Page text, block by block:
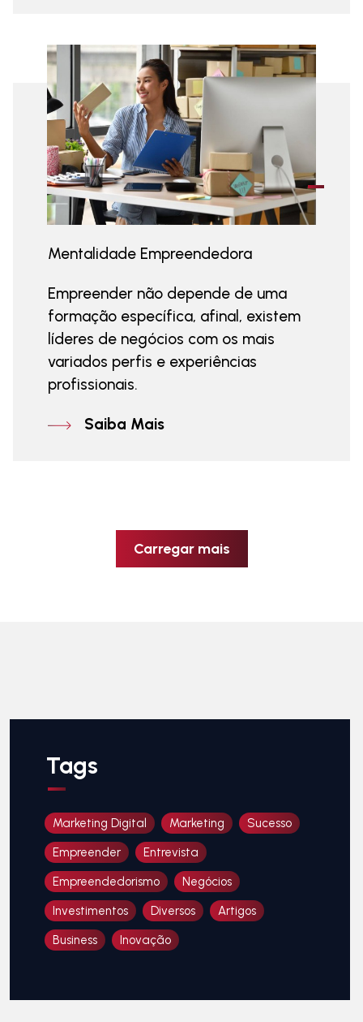
Mentalidade Empreendedora
Empreender não depende de uma
formação específica, afinal, existem
líderes de negócios com os mais
variados perfis e experiências
profissionais.
Saiba Mais
Carregar mais
Tags
Marketing Digital Marketing
Sucesso
Empreender
Entrevista
Empreendedorismo
Negócios
Investimentos
Diversos
Artigos
Business
Inovação